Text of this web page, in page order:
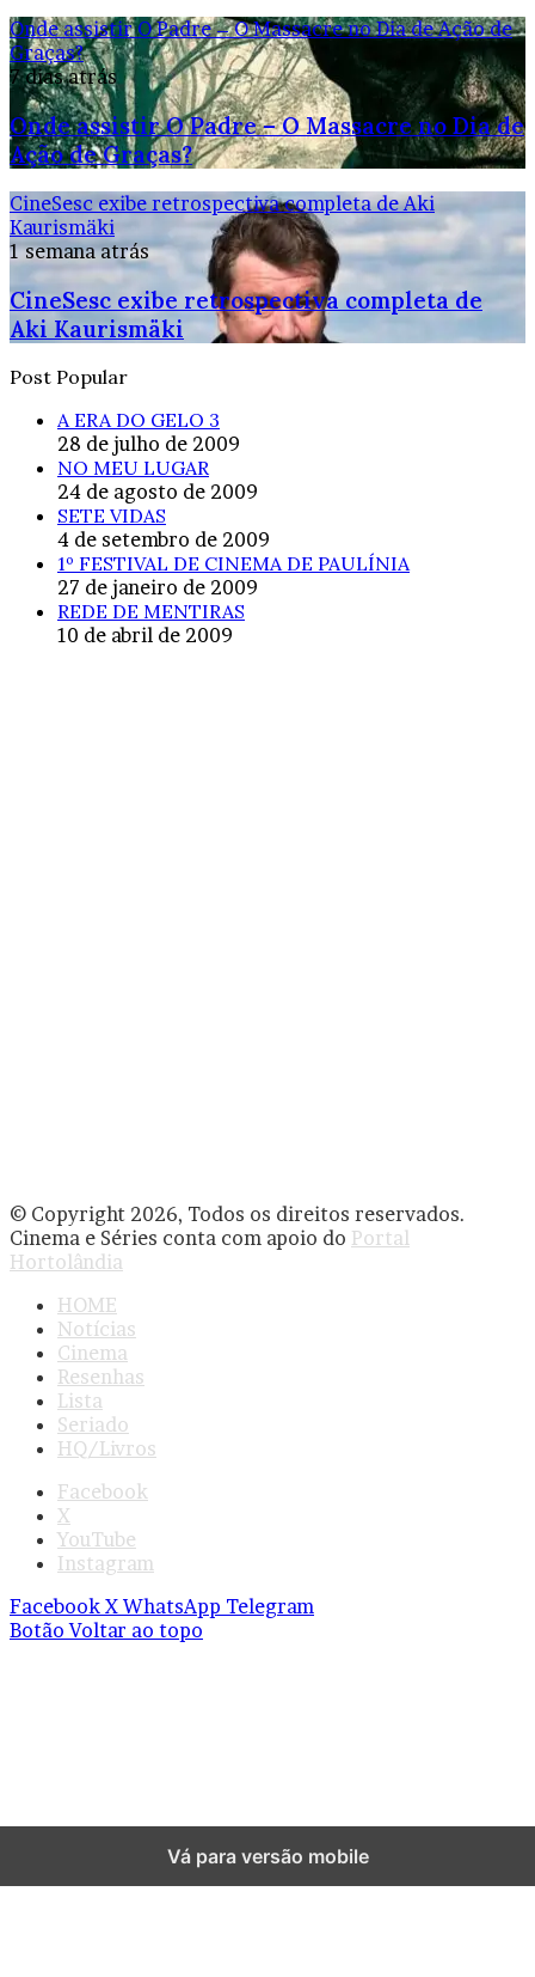
Onde assistir O Padre – O Massacre no Dia de Ação de
Graças?
7 dias atrás
Onde assistir O Padre – O Massacre no Dia de
Ação de Graças?
CineSesc exibe retrospectiva completa de Aki
Kaurismäki
1 semana atrás
CineSesc exibe retrospectiva completa de
Aki Kaurismäki
Post Popular
A ERA DO GELO 3
28 de julho de 2009
NO MEU LUGAR
24 de agosto de 2009
SETE VIDAS
4 de setembro de 2009
1º FESTIVAL DE CINEMA DE PAULÍNIA
27 de janeiro de 2009
REDE DE MENTIRAS
10 de abril de 2009
© Copyright 2026, Todos os direitos reservados.
Cinema e Séries conta com apoio do Portal
Hortolândia
HOME
Notícias
Cinema
Resenhas
Lista
Seriado
HQ/Livros
Facebook
X
YouTube
Instagram
Facebook X WhatsApp Telegram
Botão Voltar ao topo
Vá para versão mobile